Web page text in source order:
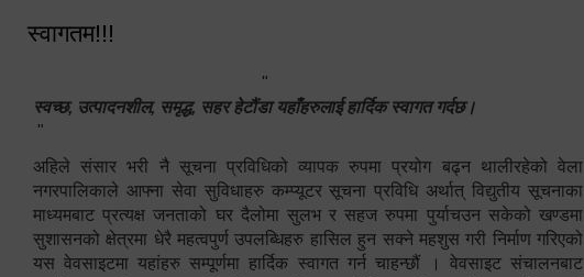
स्वागतम!!!
"
स्वच्छ, उत्पादनशील, समृद्ध, सहर हेटौंडा यहाँहरुलाई हार्दिक स्वागत गर्दछ।
"
अहिले संसार भरी नै सूचना प्रविधिको व्यापक रुपमा प्रयोग बढ्न थालीरहेको वेला
नगरपालिकाले आफ्ना सेवा सुविधाहरु कम्प्यूटर सूचना प्रविधि अर्थात् विद्युतीय सूचनाका
माध्यमबाट प्रत्यक्ष जनताको घर दैलोमा सुलभ र सहज रुपमा पुर्याचउन सकेको खण्डमा
सुशासनको क्षेत्रमा धेरै महत्वपुर्ण उपलब्धिहरु हासिल हुन सक्ने महशुस गरी निर्माण गरिएको
यस वेवसाइटमा यहांहरु सम्पूर्णमा हार्दिक स्वागत गर्न चाहन्छौं । वेवसाइट संचालनबाट